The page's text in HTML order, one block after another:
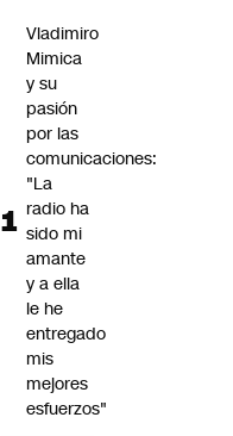
Vladimiro
Mimica
y su
pasión
por las
comunicaciones:
"La
radio ha
sido mi
amante
y a ella
le he
entregado
mis
mejores
esfuerzos"